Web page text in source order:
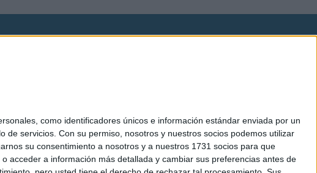
como identificadores únicos e información estándar enviada por un
de servicios. Con su permiso, nosotros y nuestros socios podemos utilizar
su consentimiento a nosotros y a nuestros 1731 socios para que
acceder a información más detallada y cambiar sus preferencias antes de
- Tel. +34 91 593 2767